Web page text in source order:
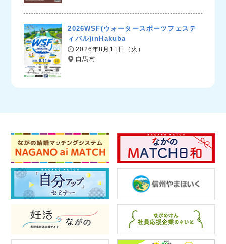
2026WSF(ウォータースポーツフェステ
ィバル)inHakuba
2026年8月11日（火）
白馬村